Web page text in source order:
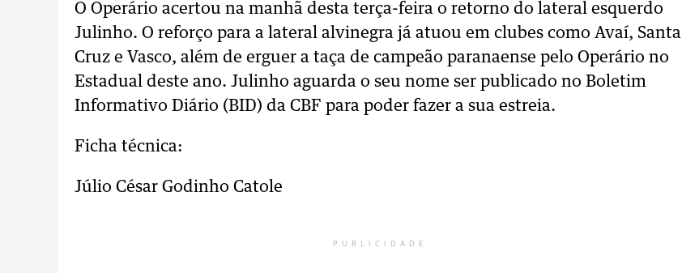
O Operário acertou na manhã desta terça-feira o retorno do lateral esquerdo
Julinho. O reforço para a lateral alvinegra já atuou em clubes como Avaí, Santa
Cruz e Vasco, além de erguer a taça de campeão paranaense pelo Operário no
Estadual deste ano. Julinho aguarda o seu nome ser publicado no Boletim
Informativo Diário (BID) da CBF para poder fazer a sua estreia.
Ficha técnica:
Júlio César Godinho Catole
PUBLICIDADE